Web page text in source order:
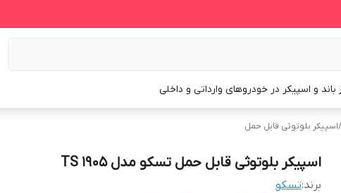
باند و اسپیکر در خودروهای وارداتی و داخلی
/اسپیکر بلوتوثی قابل حمل
اسپیکر بلوتوثی قابل حمل تسکو مدل TS 1905
برند:تسکو